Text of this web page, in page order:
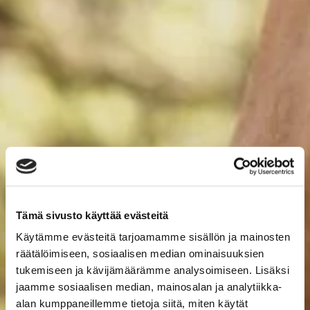
Tämä sivusto käyttää evästeitä
Käytämme evästeitä tarjoamamme sisällön ja mainosten
räätälöimiseen, sosiaalisen median ominaisuuksien
tukemiseen ja kävijämäärämme analysoimiseen. Lisäksi
jaamme sosiaalisen median, mainosalan ja analytiikka-
alan kumppaneillemme tietoja siitä, miten käytät